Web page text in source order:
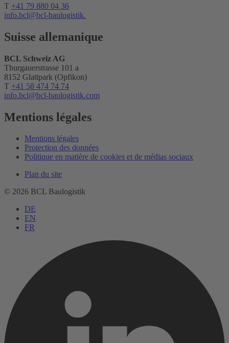
T +41 79 880 04 36
info.bcl@bcl-baulogistik.
Suisse allemanique
BCL Schweiz AG
Thurgauerstrasse 101 a
8152 Glattpark (Opfikon)
T +41 58 474 74 74
info.bcl@bcl-baulogistik.com
Mentions légales
Mentions légales
Protection des données
Politique en matière de cookies et de médias sociaux
Plan du site
© 2026 BCL Baulogistik
DE
EN
FR